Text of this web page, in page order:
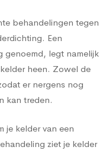
behandelingen tegen
Een
genoemd, legt namelijk
heen. Zowel de
er nergens nog
kan treden.
je kelder van een
ziet je kelder